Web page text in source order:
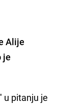
Alije
je
u pitanju je